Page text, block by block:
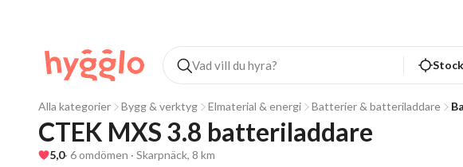
Alla kategorier Bygg & verktyg Elmaterial & energi Batterier & batteriladdare
CTEK MXS 3.8 batteriladdare
5,0· 6 omdömen · Skarpnäck, 8 km